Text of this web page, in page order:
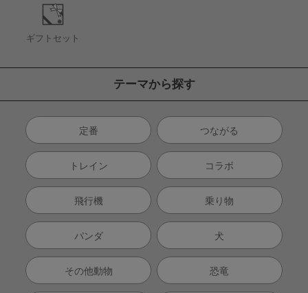
ギフトセット
テーマから探す
定番 つながる
トレイン コラボ
飛行機 乗り物
パンダ 犬
その他動物 恐竜